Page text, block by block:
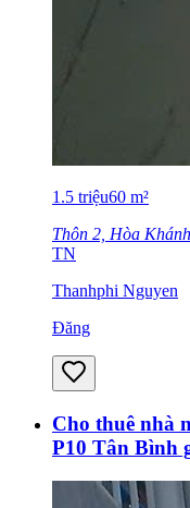
1.5 triệu60 m²
Thôn 2, Hòa
TN
Thanhphi Nguyen
Đăng
Cho thuê nhà
P10 Tân Bình